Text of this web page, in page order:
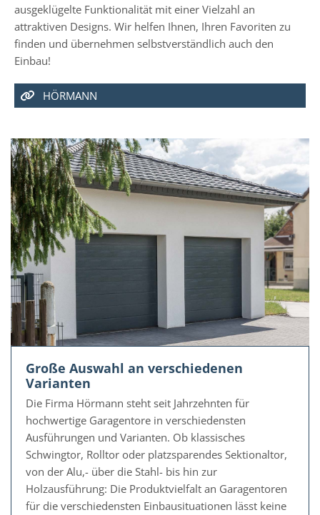
ausgeklügelte Funktionalität mit einer Vielzahl an
attraktiven Designs. Wir helfen Ihnen, Ihren Favoriten zu
finden und übernehmen selbstverständlich auch den
Einbau!
HÖRMANN
Große Auswahl an verschiedenen
Varianten
Die Firma Hörmann steht seit Jahrzehnten für
hochwertige Garagentore in verschiedensten
Ausführungen und Varianten. Ob klassisches
Schwingtor, Rolltor oder platzsparendes Sektionaltor,
von der Alu,- über die Stahl- bis hin zur
Holzausführung: Die Produktvielfalt an Garagentoren
für die verschiedensten Einbausituationen lässt keine